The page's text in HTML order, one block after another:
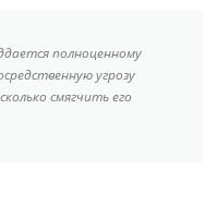
полноценному
угрозу
смягчить его